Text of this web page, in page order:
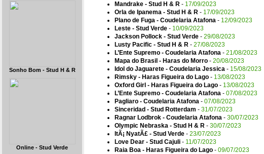
Sonho Bom - Stud H & R
Online - Stud Verde
Mandrake - Stud H & R - 17/09/2023
Orla de Ipanema - Stud H & R - 17/09/2023
Plano de Fuga - Coudelaria Atafona - 12/09/2023
Leste - Stud Verde - 10/09/2023
Jackson Pollock - Stud Verde - 29/08/2023
Lusty Pacific - Stud H & R - 27/08/2023
L’Ente Supremo - Coudelaria Atafona - 21/08/2023
Mapa do Brasil - Haras do Morro - 20/08/2023
Idol do Jaguarete - Coudelaria Jessica - 15/08/2023
Rimsky - Haras Figueira do Lago - 13/08/2023
Oxford Girl - Haras Figueira do Lago - 13/08/2023
L’Ente Supremo - Coudelaria Atafona - 07/08/2023
Pagliaro - Coudelaria Atafona - 07/08/2023
Sinceridad - Stud Rotterdam - 31/07/2023
Ragnar Lodbrok - Coudelaria Atafona - 30/07/2023
Olympic Nebraska - Stud H & R - 30/07/2023
ItÃ¡ NyatÃ£ - Stud Verde - 23/07/2023
Love Dear - Stud Cajuli - 11/07/2023
Raia Boa - Haras Figueira do Lago - 09/07/2023